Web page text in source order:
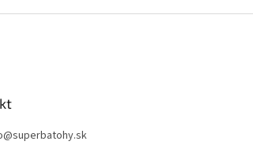
@superbatohy.sk